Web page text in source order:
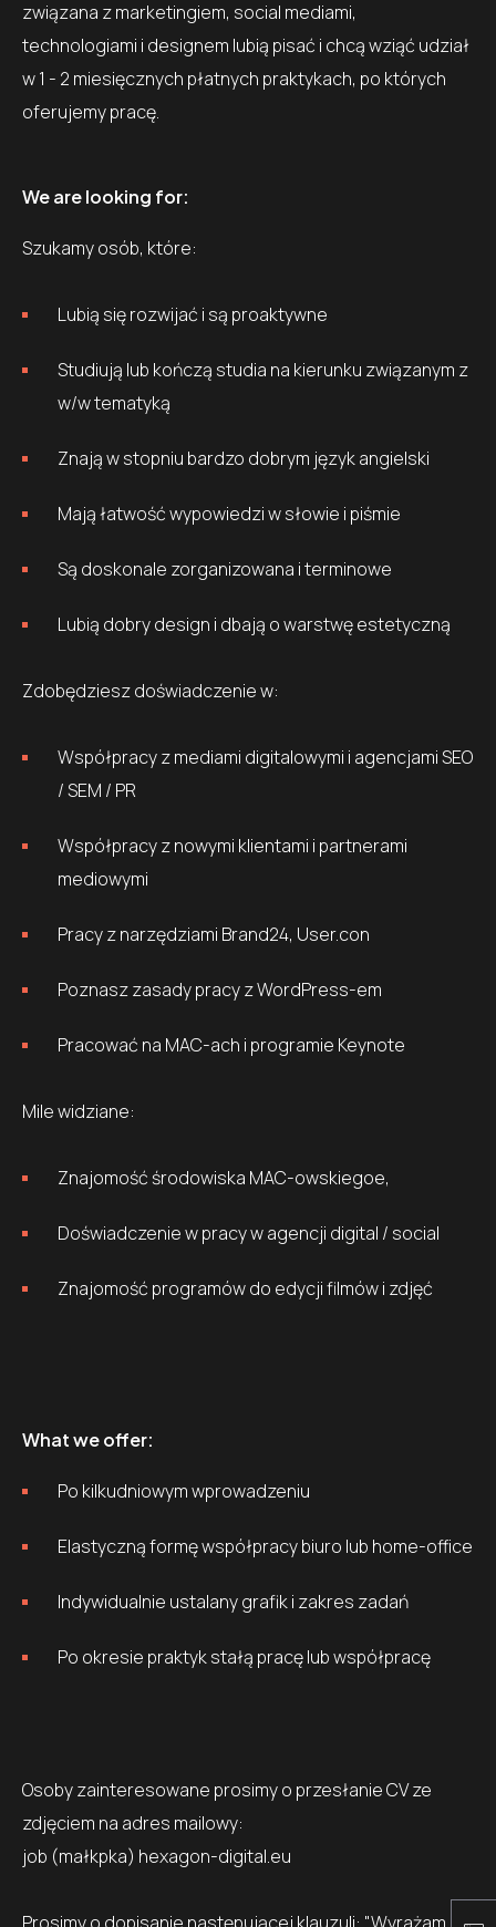
związana z marketingiem, social mediami,
technologiami i designem lubią pisać i chcą wziąć udział
w 1 - 2 miesięcznych płatnych praktykach, po których
oferujemy pracę.
We are looking for:
Szukamy osób, które:
Lubią się rozwijać i są proaktywne
Studiują lub kończą studia na kierunku związanym z
w/w tematyką
Znają w stopniu bardzo dobrym język angielski
Mają łatwość wypowiedzi w słowie i piśmie
Są doskonale zorganizowana i terminowe
Lubią dobry design i dbają o warstwę estetyczną
Zdobędziesz doświadczenie w:
Współpracy z mediami digitalowymi i agencjami SEO
/ SEM / PR
Współpracy z nowymi klientami i partnerami
mediowymi
Pracy z narzędziami Brand24, User.con
Poznasz zasady pracy z WordPress-em
Pracować na MAC-ach i programie Keynote
Mile widziane:
Znajomość środowiska MAC-owskiegoe,
Doświadczenie w pracy w agencji digital / social
Znajomość programów do edycji filmów i zdjęć
What we offer:
Po kilkudniowym wprowadzeniu
Elastyczną formę współpracy biuro lub home-office
Indywidualnie ustalany grafik i zakres zadań
Po okresie praktyk stałą pracę lub współpracę
Osoby zainteresowane prosimy o przesłanie CV ze
zdjęciem na adres mailowy:
job (małkpka) hexagon-digital.eu